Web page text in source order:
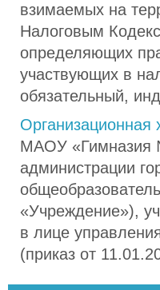
взимаемых на
Налоговым
определяющих
участвующих в
обязательный,
Организационная
МАОУ «Гимназия
администрации
«Учреждение»),
в лице
(приказ от